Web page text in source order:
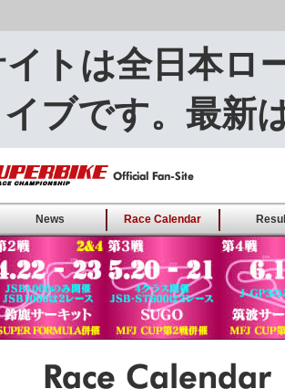
イトは全日本ロ
イブです。最新
ALL
RACE
- Offical
News Race Calendar